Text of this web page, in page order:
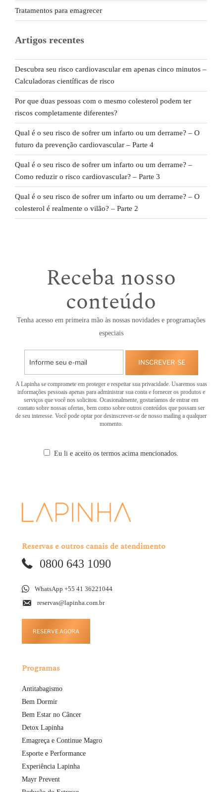
Tratamentos para emagrecer
Artigos recentes
Descubra seu risco cardiovascular em apenas cinco minutos –
Calculadoras científicas de risco
Por que duas pessoas com o mesmo colesterol podem ter
riscos completamente diferentes?
Qual é o seu risco de sofrer um infarto ou um derrame? – O
futuro da prevenção cardiovascular – Parte 4
Qual é o seu risco de sofrer um infarto ou um derrame? –
Como reduzir o risco cardiovascular? – Parte 3
Qual é o seu risco de sofrer um infarto ou um derrame? – O
colesterol é realmente o vilão? – Parte 2
Receba nosso
conteúdo
Tenha acesso em primeira mão às nossas novidades e programações
especiais
INSCREVER-SE
A Lapinha se compromete em proteger e respeitar sua privacidade. Usaremos suas
informações pessoais apenas para administrar sua conta e fornecer os produtos e
serviços que você nos solicitou. Ocasionalmente, gostaríamos de entrar em
contato sobre nossas ofertas, bem como sobre outros conteúdos que possam ser
de seu interesse. Você pode optar por desinscrever-se de nosso mailing a qualquer
momento.
Eu li e aceito os termos acima mencionados.
Reservas e outros canais de atendimento
0800 643 1090
WhatsApp +55 41 36221044
reservas@lapinha.com.br
RESERVE AGORA
Programas
Antitabagismo
Bem Dormir
Bem Estar no Câncer
Detox Lapinha
Emagreça e Continue Magro
Esporte e Performance
Experiência Lapinha
Mayr Prevent